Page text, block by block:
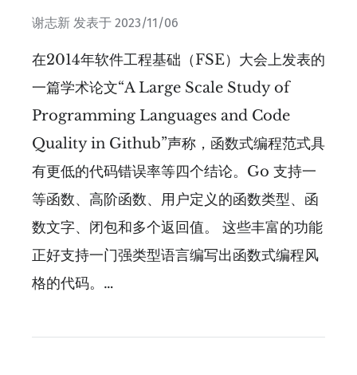
谢志新 发表于 2023/11/06
在2014年软件工程基础（FSE）大会上发表的
一篇学术论文“A Large Scale Study of
Programming Languages and Code
Quality in Github”声称，函数式编程范式具
有更低的代码错误率等四个结论。Go 支持一
等函数、高阶函数、用户定义的函数类型、函
数文字、闭包和多个返回值。 这些丰富的功能
正好支持一门强类型语言编写出函数式编程风
格的代码。…